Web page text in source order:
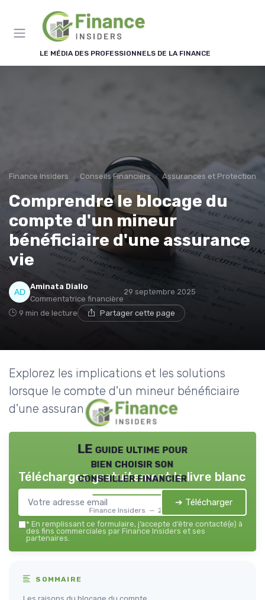
LE MÉDIA DES PROFESSIONNELS DE LA FINANCE
Finance Insiders Conseils Financiers Assurances et Protections
Comprendre le blocage du
compte d'un mineur
bénéficiaire d'une assurance
vie
Aminata Diallo
Commentatrice financière
29 septembre 2025
9 min de lecture Partager cette page
Explorez les implications et les solutions
lorsque le compte d'un mineur bénéficiaire
d'une assurance vie est bloqué.
LE guide ultime pour
bien choisir son
conseiller financier
Finance Insiders — 2026
Téléchargez gratuitement le livre blanc
➔ Télécharger
* En remplissant ce formulaire, j’accepte d’être contacté(e) à
des fins commerciales par Finance Insiders et ses
partenaires.
SOMMAIRE